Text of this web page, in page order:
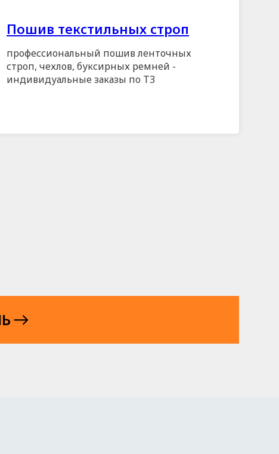
Пошив текстильных строп
профессиональный пошив ленточных
строп, чехлов, буксирных ремней -
индивидуальные заказы по ТЗ